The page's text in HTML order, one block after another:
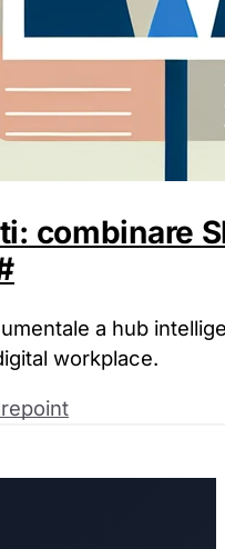
combinare
a hub
workplace.